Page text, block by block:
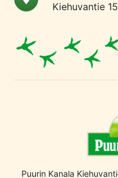
Kiehuvantie
Puurin Kanala